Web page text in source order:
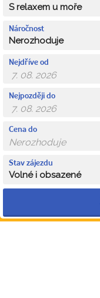
S relaxem u moře
Náročnost
Nerozhoduje
Nejdříve od
Nejpozději do
Cena do
Stav zájezdu
Volné i obsazené